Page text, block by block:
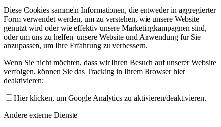
Diese Cookies sammeln Informationen, die entweder in aggregierter
Form verwendet werden, um zu verstehen, wie unsere Website
genutzt wird oder wie effektiv unsere Marketingkampagnen sind,
oder um uns zu helfen, unsere Website und Anwendung für Sie
anzupassen, um Ihre Erfahrung zu verbessern.
Wenn Sie nicht möchten, dass wir Ihren Besuch auf unserer Website
verfolgen, können Sie das Tracking in Ihrem Browser hier
deaktivieren:
Hier klicken, um Google Analytics zu aktivieren/deaktivieren.
Andere externe Dienste